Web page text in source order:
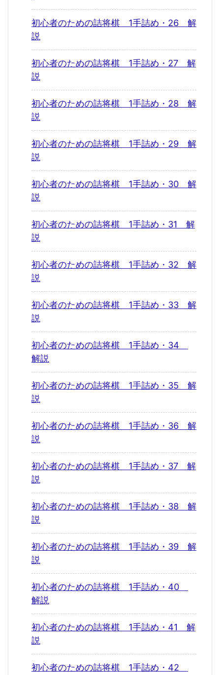
初心者のための詰将棋 1手詰め・26 解
説
初心者のための詰将棋 1手詰め・27 解
説
初心者のための詰将棋 1手詰め・28 解
説
初心者のための詰将棋 1手詰め・29 解
説
初心者のための詰将棋 1手詰め・30 解
説
初心者のための詰将棋 1手詰め・31 解
説
初心者のための詰将棋 1手詰め・32 解
説
初心者のための詰将棋 1手詰め・33 解
説
初心者のための詰将棋 1手詰め・34
解説
初心者のための詰将棋 1手詰め・35 解
説
初心者のための詰将棋 1手詰め・36 解
説
初心者のための詰将棋 1手詰め・37 解
説
初心者のための詰将棋 1手詰め・38 解
説
初心者のための詰将棋 1手詰め・39 解
説
初心者のための詰将棋 1手詰め・40
解説
初心者のための詰将棋 1手詰め・41 解
説
初心者のための詰将棋 1手詰め・42